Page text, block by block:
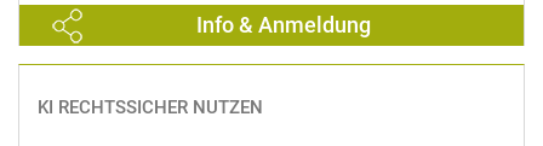
Info & Anmeldung
KI RECHTSSICHER NUTZEN